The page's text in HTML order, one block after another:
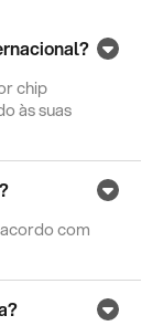
chip
às suas
com